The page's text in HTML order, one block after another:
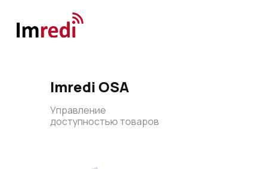
Imredi OSA
Управление
доступностью товаров